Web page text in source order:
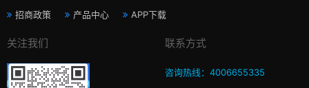
招商政策 产品中心 APP下载
关注我们 联系方式
咨询热线：4006655335